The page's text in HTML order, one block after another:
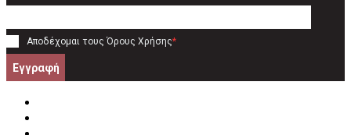
Αποδέχομαι τους Όρους Χρήσης*
Εγγραφή